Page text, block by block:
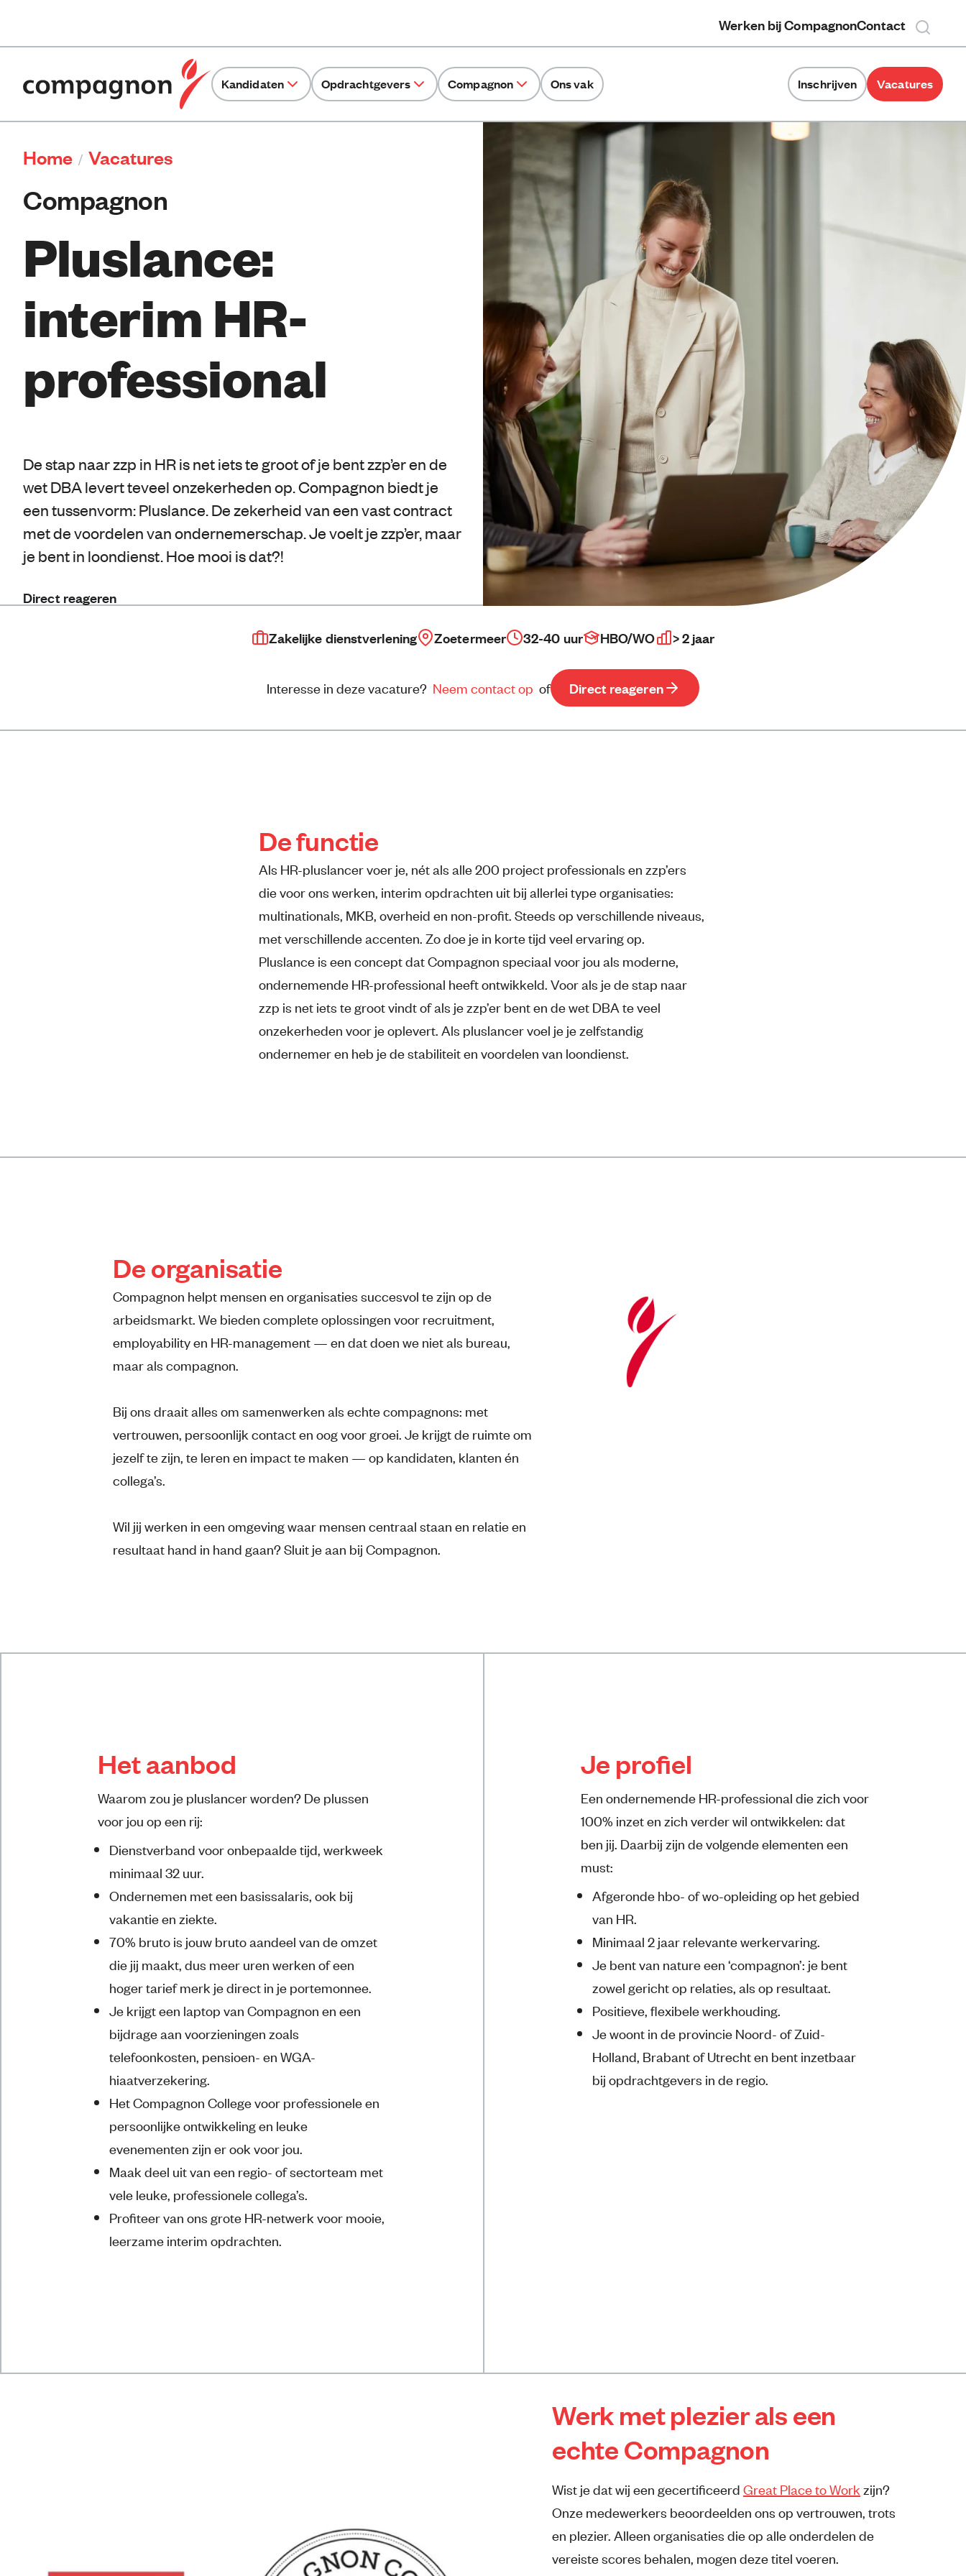
Werken bij CompagnonContact
Kandidaten Opdrachtgevers Compagnon Ons vak Inschrijven Vacatures
Home / Vacatures
Compagnon
Pluslance:
interim HR-
professional
De stap naar zzp in HR is net iets te groot of je bent zzp’er en de
wet DBA levert teveel onzekerheden op. Compagnon biedt je
een tussenvorm: Pluslance. De zekerheid van een vast contract
met de voordelen van ondernemerschap. Je voelt je zzp’er, maar
je bent in loondienst. Hoe mooi is dat?!
Direct reageren
Zakelijke dienstverlening Zoetermeer 32-40 uur HBO/WO > 2 jaar
Interesse in deze vacature? Neem contact op of Direct reageren
De functie
Als HR-pluslancer voer je, nét als alle 200 project professionals en zzp’ers
die voor ons werken, interim opdrachten uit bij allerlei type organisaties:
multinationals, MKB, overheid en non-profit. Steeds op verschillende niveaus,
met verschillende accenten. Zo doe je in korte tijd veel ervaring op.
Pluslance is een concept dat Compagnon speciaal voor jou als moderne,
ondernemende HR-professional heeft ontwikkeld. Voor als je de stap naar
zzp is net iets te groot vindt of als je zzp’er bent en de wet DBA te veel
onzekerheden voor je oplevert. Als pluslancer voel je je zelfstandig
ondernemer en heb je de stabiliteit en voordelen van loondienst.
De organisatie
Compagnon helpt mensen en organisaties succesvol te zijn op de
arbeidsmarkt. We bieden complete oplossingen voor recruitment,
employability en HR-management — en dat doen we niet als bureau,
maar als compagnon.
Bij ons draait alles om samenwerken als echte compagnons: met
vertrouwen, persoonlijk contact en oog voor groei. Je krijgt de ruimte om
jezelf te zijn, te leren en impact te maken — op kandidaten, klanten én
collega’s.
Wil jij werken in een omgeving waar mensen centraal staan en relatie en
resultaat hand in hand gaan? Sluit je aan bij Compagnon.
Het aanbod
Waarom zou je pluslancer worden? De plussen
voor jou op een rij:
Dienstverband voor onbepaalde tijd, werkweek
minimaal 32 uur.
Ondernemen met een basissalaris, ook bij
vakantie en ziekte.
70% bruto is jouw bruto aandeel van de omzet
die jij maakt, dus meer uren werken of een
hoger tarief merk je direct in je portemonnee.
Je krijgt een laptop van Compagnon en een
bijdrage aan voorzieningen zoals
telefoonkosten, pensioen- en WGA-
hiaatverzekering.
Het Compagnon College voor professionele en
persoonlijke ontwikkeling en leuke
evenementen zijn er ook voor jou.
Maak deel uit van een regio- of sectorteam met
vele leuke, professionele collega’s.
Profiteer van ons grote HR-netwerk voor mooie,
leerzame interim opdrachten.
Je profiel
Een ondernemende HR-professional die zich voor
100% inzet en zich verder wil ontwikkelen: dat
ben jij. Daarbij zijn de volgende elementen een
must:
Afgeronde hbo- of wo-opleiding op het gebied
van HR.
Minimaal 2 jaar relevante werkervaring.
Je bent van nature een ‘compagnon’: je bent
zowel gericht op relaties, als op resultaat.
Positieve, flexibele werkhouding.
Je woont in de provincie Noord- of Zuid-
Holland, Brabant of Utrecht en bent inzetbaar
bij opdrachtgevers in de regio.
Werk met plezier als een
echte Compagnon
Wist je dat wij een gecertificeerd Great Place to Work zijn?
Onze medewerkers beoordeelden ons op vertrouwen, trots
en plezier. Alleen organisaties die op alle onderdelen de
vereiste scores behalen, mogen deze titel voeren.